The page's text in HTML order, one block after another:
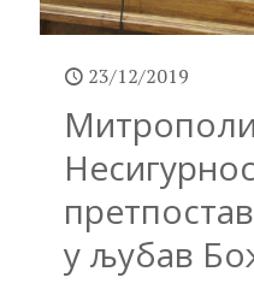
23/12/2019
у љубав